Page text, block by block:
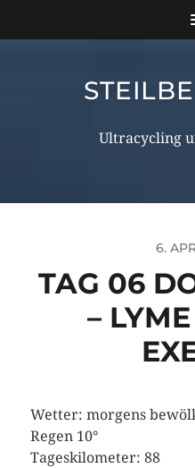
Ultracycling
6.
TAG 06
–
Wetter: morgens
Regen 10°
Tageskilometer: 88